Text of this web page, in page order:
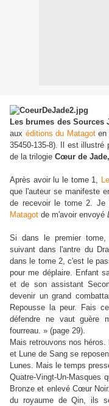
Les brumes des Sources
aux éditions du Matagoten
35450-135-8). Il est illustré
de la trilogie Cœur de
Après avoir lu le tome 1,
que l'auteur se manifeste
de recevoir le tome 2. Je
Matagot de m'avoir envoyé
Si dans le premier
suivant dans l'antre du
dans le tome 2, c'est le
pour me déplaire. Enfant
et de son assistant
devenir un grand
Repousse la peur. Fais
défendre ne vaut guère
fourreau. » (page 29).
Mais retrouvons nos
et Lune de Sang se
Lunes. Mais le temps
Quatre-Vingt-Un-Masques
Bronze et enlevé Cœur
du royaume de Qin, ils